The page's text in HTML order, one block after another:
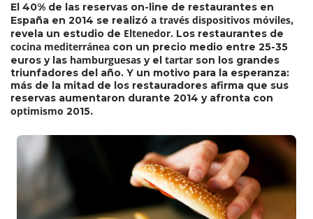
El 40% de las reservas on-line de restaurantes en
España en 2014 se realizó a través dispositivos móviles,
revela un estudio de Eltenedor. Los restaurantes de
cocina mediterránea con un precio medio entre 25-35
euros y las hamburguesas y el tartar son los grandes
triunfadores del año. Y un motivo para la esperanza:
más de la mitad de los restauradores afirma que sus
reservas aumentaron durante 2014 y afronta con
optimismo 2015.